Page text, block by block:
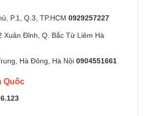
P.1, Q.3, TP.HCM 0929257227
Xuân Đỉnh, Q. Bắc Từ Liêm Hà
Hà Đông, Hà Nội 0904551661
Quốc